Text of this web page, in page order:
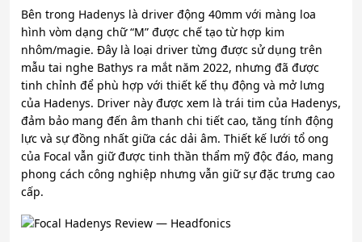
Bên trong Hadenys là driver động 40mm với màng loa
hình vòm dạng chữ “M” được chế tạo từ hợp kim
nhôm/magie. Đây là loại driver từng được sử dụng trên
mẫu tai nghe Bathys ra mắt năm 2022, nhưng đã được
tinh chỉnh để phù hợp với thiết kế thụ động và mở lưng
của Hadenys. Driver này được xem là trái tim của Hadenys,
đảm bảo mang đến âm thanh chi tiết cao, tăng tính động
lực và sự đồng nhất giữa các dải âm. Thiết kế lưới tổ ong
của Focal vẫn giữ được tinh thần thẩm mỹ độc đáo, mang
phong cách công nghiệp nhưng vẫn giữ sự đặc trưng cao
cấp.